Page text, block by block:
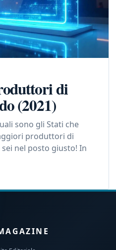
di
(2021)
sono gli Stati che
produttori di
nel posto giusto! In